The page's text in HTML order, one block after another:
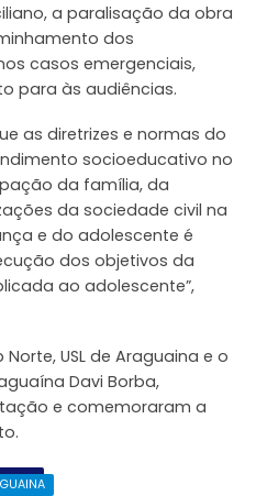
a paralisação da obra
dos
casos emergenciais,
para às audiências.
as diretrizes e normas do
socioeducativo no
da família, da
da sociedade civil na
e do adolescente é
dos objetivos da
ao adolescente”,
USL de Araguaina e o
Davi Borba,
e comemoraram a